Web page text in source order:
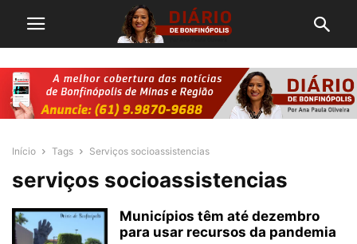
Início Tags Serviços socioassistencias
serviços socioassistencias
Municípios têm até dezembro
para usar recursos da pandemia